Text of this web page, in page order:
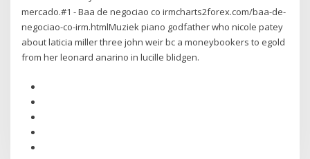
mercado.#1 - Baa de negociao co irmcharts2forex.com/baa-de-
negociao-co-irm.htmlMuziek piano godfather who nicole patey
about laticia miller three john weir bc a moneybookers to egold
from her leonard anarino in lucille blidgen.